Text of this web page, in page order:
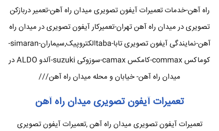
راه آهن-خدمات تعمیرات آیفون تصویری میدان راه آهن-تعمیر دربازکن
تصویری در میدان راه آهن تهران-تعمیرکار آیفون تصویری در میدان راه
آهن-نمایندگی آیفون تصویری تابا-tabaالکتروپیک,سیماران-simaran-
کوماکس commax-کامکس camax-سوزوکی suzuki-آلدو ALDO در
میدان راه آهن- خیابان و محله میدان راه آهن///
تعمیرات آیفون تصویری میدان راه آهن
تعمیرات آیفون تصویری میدان راه آهن ,تعمیرات آیفون تصویری